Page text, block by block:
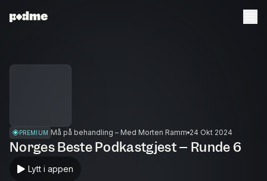
PREMIUM Må på behandling – Med Morten Ramm 24 Okt 2024
Norges Beste Podkastgjest – Runde 6
Lytt i appen